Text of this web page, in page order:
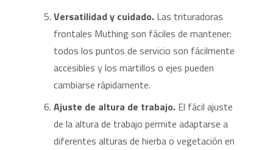
Versatilidad y cuidado. Las trituradoras
frontales Muthing son fáciles de mantener:
todos los puntos de servicio son fácilmente
accesibles y los martillos o ejes pueden
cambiarse rápidamente.
Ajuste de altura de trabajo. El fácil ajuste
de la altura de trabajo permite adaptarse a
diferentes alturas de hierba o vegetación en